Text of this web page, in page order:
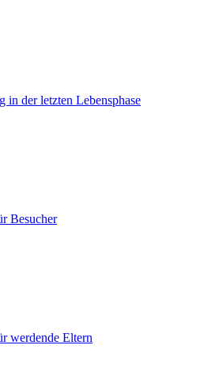
in der letzten Lebensphase
Besucher
werdende Eltern